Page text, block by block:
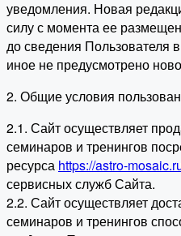
уведомления. Новая
силу с момента ее
до сведения Пользователя
иное не предусмотрено
2. Общие условия
2.1. Сайт осуществляет
семинаров и тренингов
ресурса https://astro-
сервисных служб Сайта.
2.2. Сайт осуществляет
семинаров и тренингов